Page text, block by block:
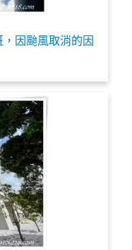
因颱風取消的因